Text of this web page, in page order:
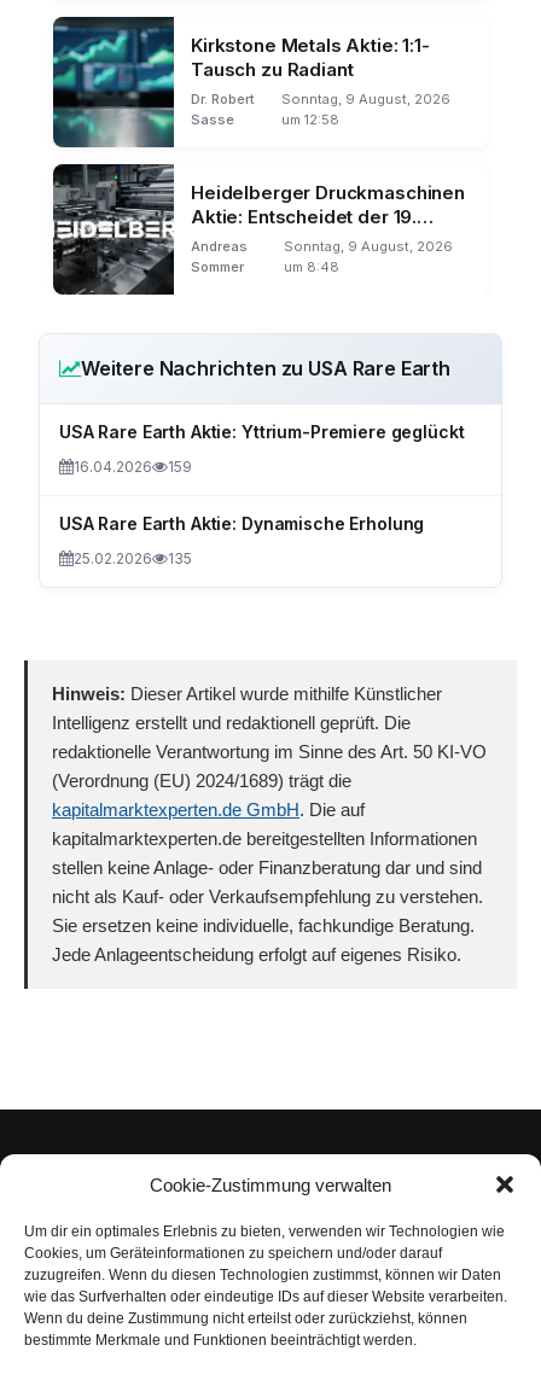
Cookie-Zustimmung verwalten
Um dir ein optimales Erlebnis zu bieten, verwenden wir Technologien wie
Cookies, um Geräteinformationen zu speichern und/oder darauf
zuzugreifen. Wenn du diesen Technologien zustimmst, können wir Daten
wie das Surfverhalten oder eindeutige IDs auf dieser Website verarbeiten.
Wenn du deine Zustimmung nicht erteilst oder zurückziehst, können
bestimmte Merkmale und Funktionen beeinträchtigt werden.
Kirkstone Metals Aktie: 1:1-
Tausch zu Radiant
Dr. Robert
Sasse
Sonntag, 9 August, 2026
um 12:58
Heidelberger Druckmaschinen
Aktie: Entscheidet der 19.
August über den Trend?
Andreas
Sommer
Sonntag, 9 August, 2026
um 8:48
Weitere Nachrichten zu USA Rare Earth
USA Rare Earth Aktie: Yttrium-Premiere geglückt
16.04.2026 159
USA Rare Earth Aktie: Dynamische Erholung
25.02.2026 135
Hinweis: Dieser Artikel wurde mithilfe Künstlicher
Intelligenz erstellt und redaktionell geprüft. Die
redaktionelle Verantwortung im Sinne des Art. 50 KI-VO
(Verordnung (EU) 2024/1689) trägt die
kapitalmarktexperten.de GmbH. Die auf
kapitalmarktexperten.de bereitgestellten Informationen
stellen keine Anlage- oder Finanzberatung dar und sind
nicht als Kauf- oder Verkaufsempfehlung zu verstehen.
Sie ersetzen keine individuelle, fachkundige Beratung.
Jede Anlageentscheidung erfolgt auf eigenes Risiko.
Impressum
Datenschutzerklärung
Nutzungsbedingungen | Haftungsausschluss